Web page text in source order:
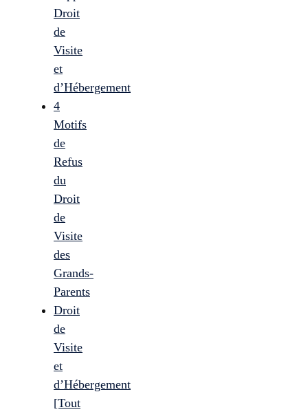
Droit
de
Visite
et
d’Hébergement
4
Motifs
de
Refus
du
Droit
de
Visite
des
Grands-
Parents
Droit
de
Visite
et
d’Hébergement
[Tout